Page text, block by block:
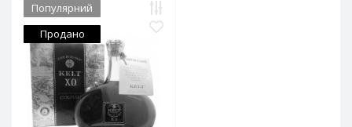
Популярний
Продано